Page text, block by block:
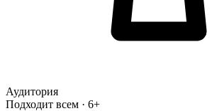
Аудитория
Подходит всем · 6+